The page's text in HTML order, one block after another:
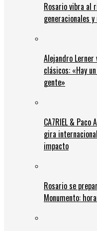
Rosario vibra al
generacionales
Alejandro
clásicos: «Hay
gente»
CA7RIEL &
gira
impacto
Rosario se
Monumento: